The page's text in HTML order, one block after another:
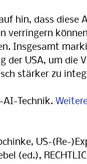
hin, dass diese
verringern
Insgesamt
der USA, um die
stärker zu
AI-Technik.
US-(Re-
(ed.),